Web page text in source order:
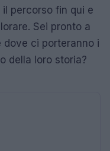
percorso fin qui e
Sei pronto a
dove ci porteranno i
della loro storia?